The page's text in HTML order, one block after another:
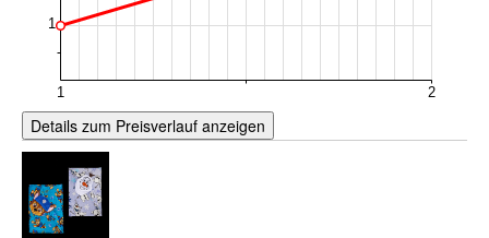
Details zum Preisverlauf anzeigen